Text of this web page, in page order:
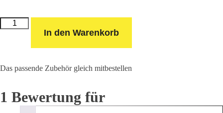
Schlauchpaket
In den Warenkorb
Das passende Zubehör gleich mitbestellen
1 Bewertung für